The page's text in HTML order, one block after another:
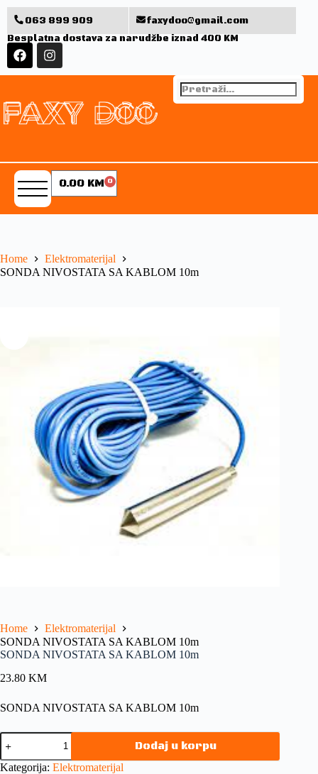
063 899 909
faxydoo@gmail.com
Besplatna dostava za narudžbe iznad 400 KM
0.00 KM 0
Home
Elektromaterijal
SONDA NIVOSTATA SA KABLOM 10m
Home
Elektromaterijal
SONDA NIVOSTATA SA KABLOM 10m
SONDA NIVOSTATA SA KABLOM 10m
23.80 KM
SONDA NIVOSTATA SA KABLOM 10m
Dodaj u korpu
Kategorija: Elektromaterijal